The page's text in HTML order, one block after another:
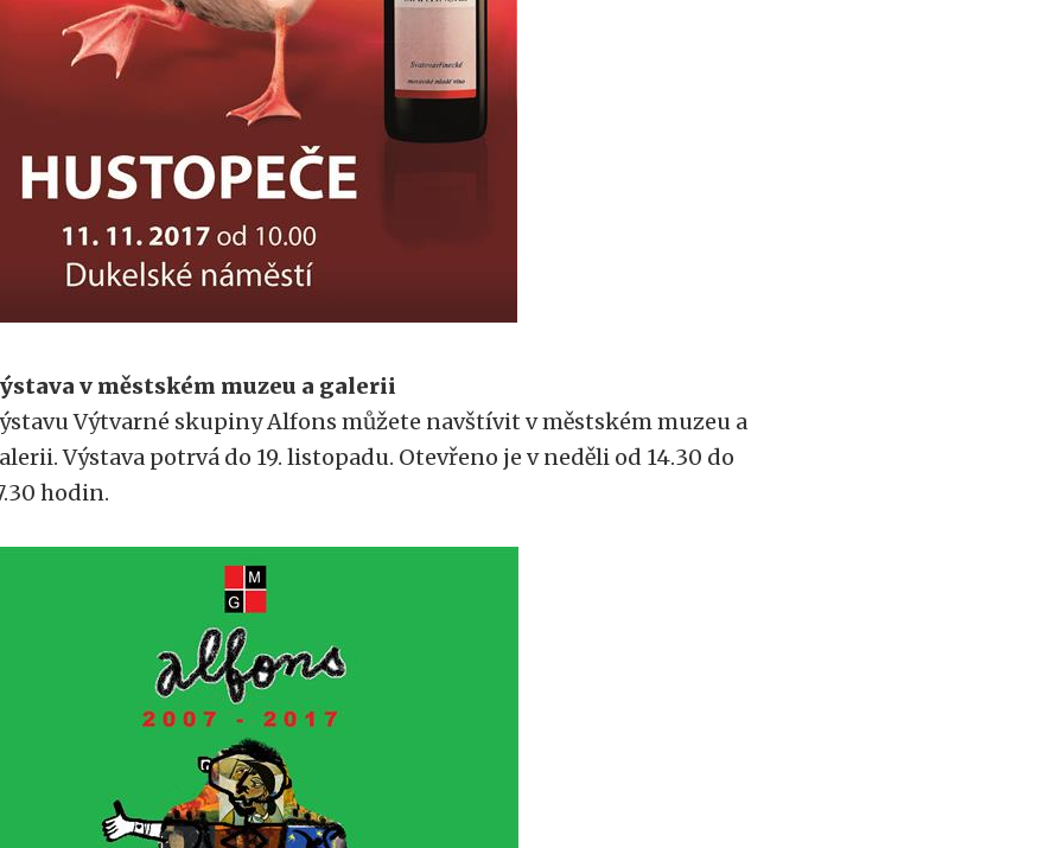
v městském muzeu a galerii
Výtvarné skupiny Alfons můžete navštívit v městském muzeu a
Výstava potrvá do 19. listopadu. Otevřeno je v neděli od 14.30 do
hodin.